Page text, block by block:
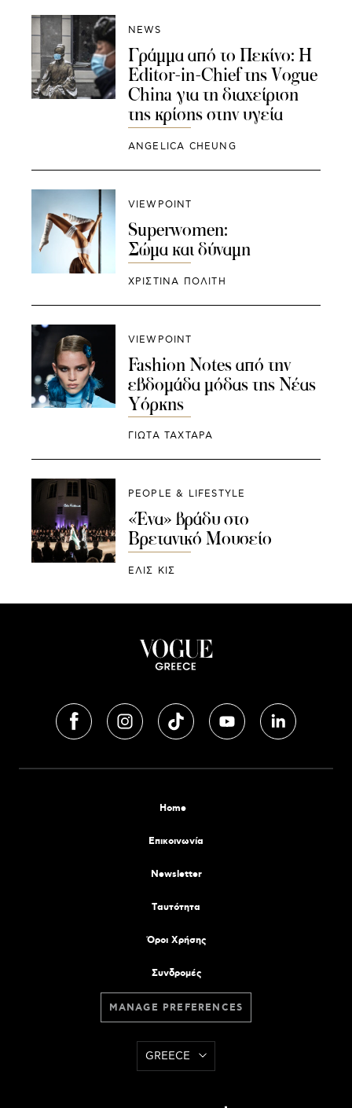
NEWS
Γράμμα από το Πεκίνο: Η
Editor-in-Chief της Vogue
China για τη διαχείριση
της κρίσης στην υγεία
ANGELICA CHEUNG
VIEWPOINT
Superwomen:
Σώμα και δύναμη
ΧΡΙΣΤΙΝΑ ΠΟΛΙΤΗ
VIEWPOINT
Fashion Notes από την
εβδομάδα μόδας της Νέας
Υόρκης
ΓΙΩΤΑ ΤΑΧΤΑΡΑ
PEOPLE & LIFESTYLE
«Ένα» βράδυ στο
Βρετανικό Μουσείο
ΕΛΙΣ ΚΙΣ
Home
Επικοινωνία
Newsletter
Tαυτότητα
Όροι Χρήσης
Συνδρομές
MANAGE PREFERENCES
GREECE